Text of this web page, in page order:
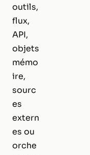
outils,
flux,
API,
objets
mémo
ire,
sourc
es
extern
es ou
orche